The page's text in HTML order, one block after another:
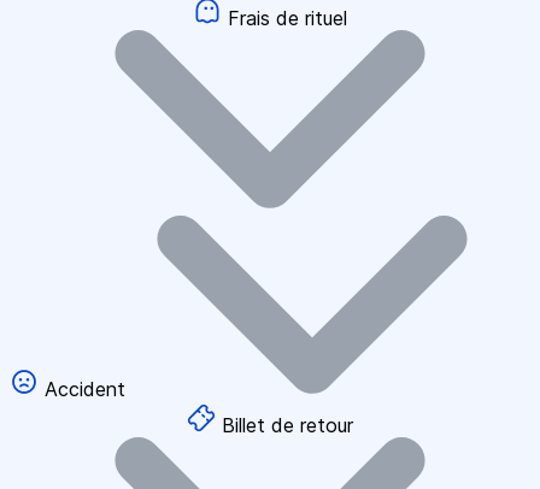
Frais de rituel
Accident
Billet de retour